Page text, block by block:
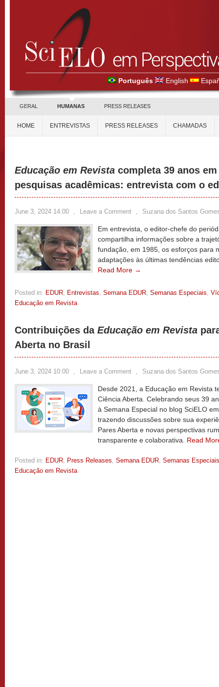
Português English
GERAL HUMANAS PRESS RELEASES
HOME ENTREVISTAS PRESS RELEASES CHAMADAS
Educação em Revista completa 39 anos
pesquisas acadêmicas: entrevista com o
June 3, 2024 14:00 , Leave a Comment , Suzana dos Santos
Em entrevista, o editor-chefe do
compartilha informações sobre a
fundação, em 1985, os esforços para
adaptações às últimas tendências
Read More →
Posted in: EDUR, Entrevistas, Semana EDUR, Semanas Especiais,
Educação em Revista
Contribuições da Educação em Revista
Aberta no Brasil
June 3, 2024 10:00 , Leave a Comment , Suzana dos Santos
Desde 2021, a Educação em Revista
Ciência Aberta. Celebrando seus 39
à Semana Especial no blog SciELO
trazendo discussões sobre sua
Pares Aberta e novas perspectivas
transparente e colaborativa. Read
Posted in: EDUR, Press Releases, Semana EDUR, Semanas Especiais
Educação em Revista